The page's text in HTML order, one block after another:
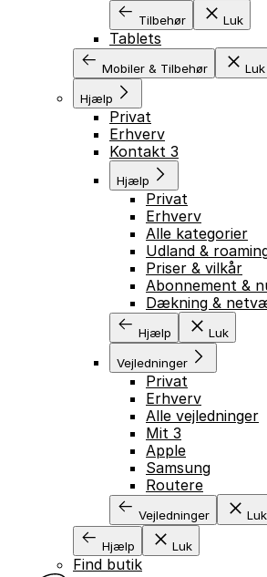
Tilbehør Luk
Tablets
Mobiler & Tilbehør Luk
Hjælp
Privat
Erhverv
Kontakt 3
Hjælp
Privat
Erhverv
Alle kategorier
Udland &
Priser & vilkår
Abonnement &
Dækning &
Hjælp Luk
Vejledninger
Privat
Erhverv
Alle vejledninger
Mit 3
Apple
Samsung
Routere
Vejledninger Luk
Hjælp Luk
Find butik